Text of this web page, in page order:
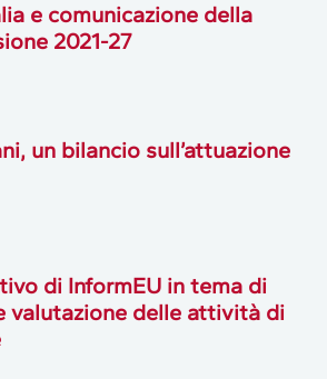
e comunicazione della
2021-27
un bilancio sull’attuazione
di InformEU in tema di
valutazione delle attività di